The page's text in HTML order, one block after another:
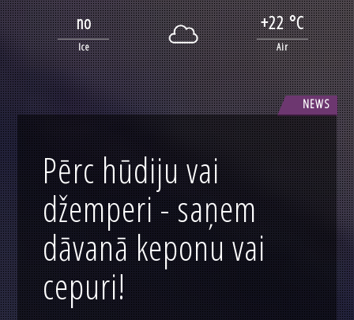
no +22 °C
Ice Air
NEWS
Pērc hūdiju vai
džemperi - saņem
dāvanā keponu vai
cepuri!